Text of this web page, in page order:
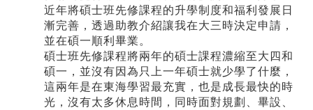
近年將碩士班先修課程的升學制度和福利發展日
漸完善，透過助教介紹讓我在大三時決定申請，
並在碩一順利畢業。
碩士班先修課程將兩年的碩士課程濃縮至大四和
碩一，並沒有因為只上一年碩士就少學了什麼，
這兩年是在東海學習最充實，也是成長最快的時
光，沒有太多休息時間，同時面對規劃、畢設、